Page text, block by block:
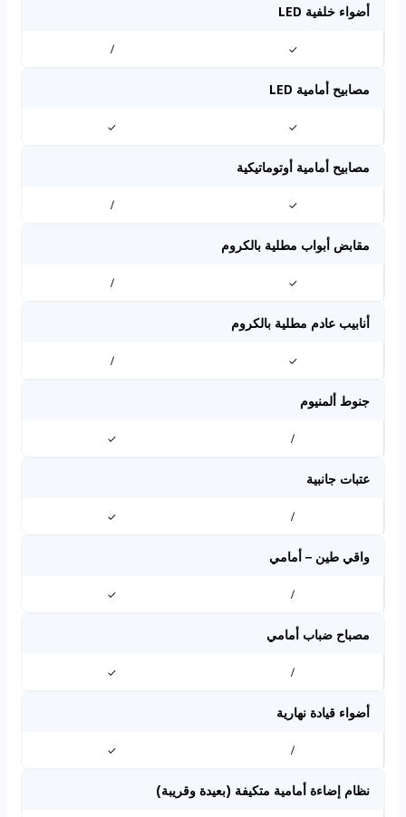
أضواء خلفية LED
✓
/
مصابيح أمامية LED
✓
✓
مصابيح أمامية أوتوماتيكية
✓
/
مقابض أبواب مطلية بالكروم
✓
/
أنابيب عادم مطلية بالكروم
✓
/
جنوط ألمنيوم
/
✓
عتبات جانبية
/
✓
واقي طين – أمامي
/
✓
مصباح ضباب أمامي
/
✓
أضواء قيادة نهارية
/
✓
نظام إضاءة أمامية متكيفة (بعيدة وقريبة)